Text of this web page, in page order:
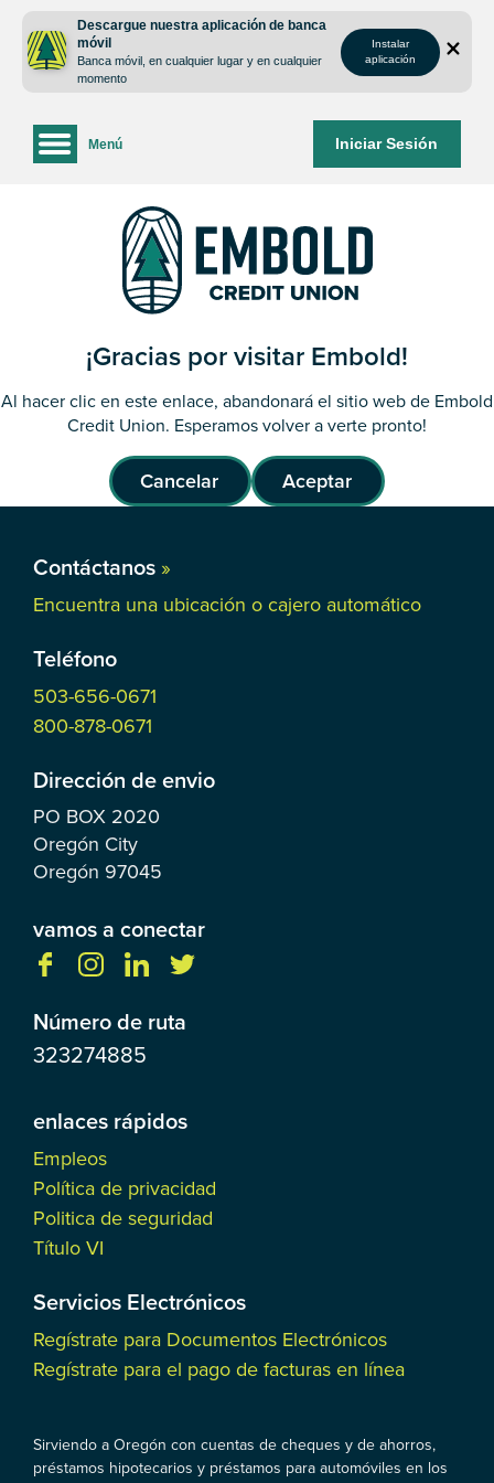
contenido
inicio
Descargue nuestra aplicación de banca
móvil
Banca móvil, en cualquier lugar y en cualquier
momento
Instalar
aplicación
Iniciar Sesión
Menú
¡Gracias por visitar Embold!
Al hacer clic en este enlace, abandonará el sitio web de Embold
Credit Union. Esperamos volver a verte pronto!
Cancelar Aceptar
Contáctanos »
Encuentra una ubicación o cajero automático
Teléfono
503-656-0671
800-878-0671
Dirección de envio
PO BOX 2020
Oregón City
Oregón 97045
vamos a conectar
Número de ruta
323274885
enlaces rápidos
Empleos
Política de privacidad
Politica de seguridad
Título VI
Servicios Electrónicos
Regístrate para Documentos Electrónicos
Regístrate para el pago de facturas en línea
Sirviendo a Oregón con cuentas de cheques y de ahorros,
préstamos hipotecarios y préstamos para automóviles en los